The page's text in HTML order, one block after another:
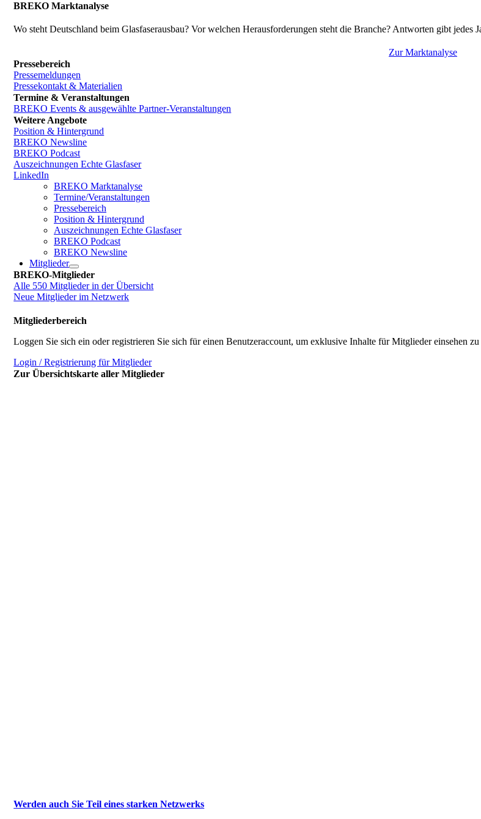
BREKO Marktanalyse
Wo steht Deutschland beim Glasfaserausbau? Vor welchen Herausforderungen steht die Branche? Antworten gibt
Zur Marktanalyse
Pressebereich
Pressemeldungen
Pressekontakt & Materialien
Termine & Veranstaltungen
BREKO Events & ausgewählte Partner-Veranstaltungen
Weitere Angebote
Position & Hintergrund
BREKO Newsline
BREKO Podcast
Auszeichnungen Echte Glasfaser
LinkedIn
BREKO Marktanalyse
Termine/Veranstaltungen
Pressebereich
Position & Hintergrund
Auszeichnungen Echte Glasfaser
BREKO Podcast
BREKO Newsline
Mitglieder
BREKO-Mitglieder
Alle 550 Mitglieder in der Übersicht
Neue Mitglieder im Netzwerk
Mitgliederbereich
Loggen Sie sich ein oder registrieren Sie sich für einen Benutzeraccount, um exklusive Inhalte für Mitglieder einsehen
Login / Registrierung für Mitglieder
Zur Übersichtskarte aller Mitglieder
Werden auch Sie Teil eines starken Netzwerks